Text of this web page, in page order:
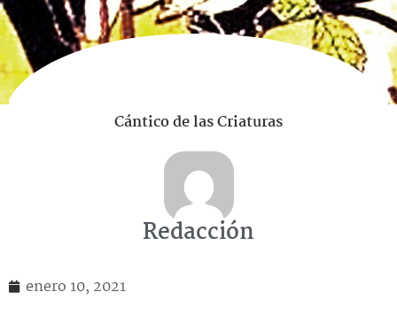
Cántico de las Criaturas
Redacción
enero 10, 2021